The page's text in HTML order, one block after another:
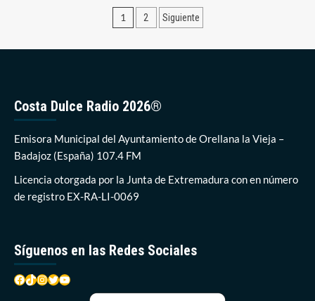
Información
al
Paginación
1 2 Siguiente
Costa Dulce Radio 2026®
Emisora Municipal del Ayuntamiento de Orellana la Vieja –
Badajoz (España) 107.4 FM
Licencia otorgada por la Junta de Extremadura con en número
de registro EX-RA-LI-0069
Síguenos en las Redes Sociales
Facebook
TikTok
Instagram
Twitter
YouTube